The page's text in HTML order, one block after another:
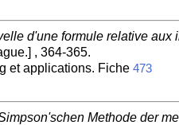
d'une formule relative
, 364-365.
et applications. Fiche 473
Methode der